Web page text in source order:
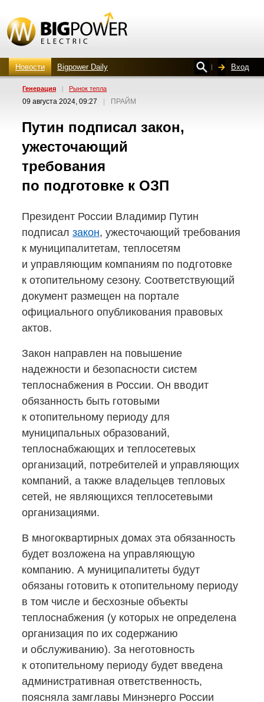
Новости Bigpower Daily Вход
Генерация | Рынок тепла
09 августа 2024, 09:27 ПРАЙМ
Путин подписал закон,
ужесточающий
требования
по подготовке к ОЗП
Президент России Владимир Путин
подписал закон, ужесточающий требования
к муниципалитетам, теплосетям
и управляющим компаниям по подготовке
к отопительному сезону. Соответствующий
документ размещен на портале
официального опубликования правовых
актов.
Закон направлен на повышение
надежности и безопасности систем
теплоснабжения в России. Он вводит
обязанность быть готовыми
к отопительному периоду для
муниципальных образований,
теплоснабжающих и теплосетевых
организаций, потребителей и управляющих
компаний, а также владельцев тепловых
сетей, не являющихся теплосетевыми
организациями.
В многоквартирных домах эта обязанность
будет возложена на управляющую
компанию. А муниципалитеты будут
обязаны готовить к отопительному периоду
в том числе и бесхозные объекты
теплоснабжения (у которых не определена
организация по их содержанию
и обслуживанию). За неготовность
к отопительному периоду будет введена
административная ответственность,
поясняла замглавы Минэнерго России